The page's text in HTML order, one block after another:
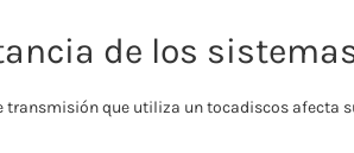
de los
transmisión que utiliza un tocadiscos afecta